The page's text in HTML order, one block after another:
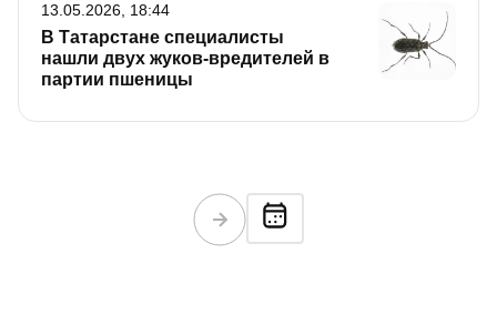
В Татарстане специалисты
нашли двух жуков-вредителей в
партии пшеницы
13.05.2026, 18:44